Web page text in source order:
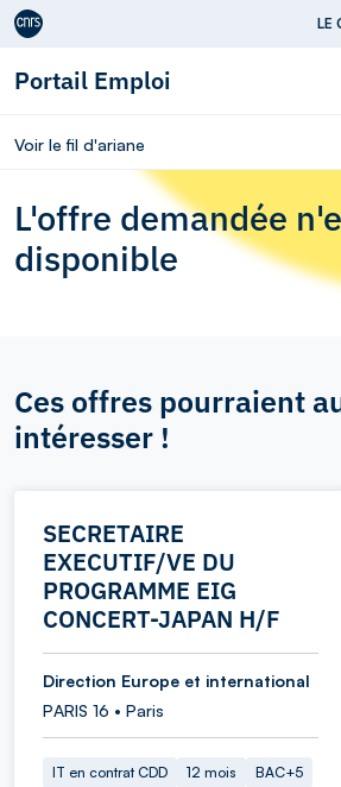
Aller au contenu LE
Portail Emploi
Voir le fil d'ariane
L'offre demandée
disponible
Ces offres pourraient
intéresser !
SECRETAIRE
EXECUTIF/VE DU
PROGRAMME EIG
CONCERT-JAPAN H/F
Direction Europe et international
PARIS 16 • Paris
IT en contrat CDD 12 mois BAC+5